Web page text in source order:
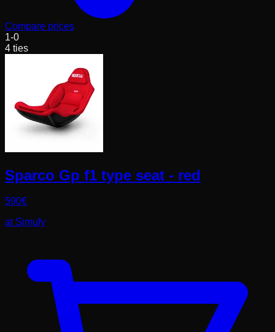
Compare prices
1-0
4 ties
Sparco Gp f1 type seat - red
590€
at Simufy